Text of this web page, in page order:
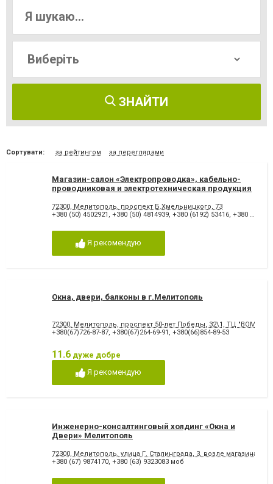
ЗНАЙТИ
Сортувати: за рейтингом за переглядами
Магазин-салон «Электропроводка», кабельно-
проводниковая и электротехническая продукция
72300, Мелитополь, проспект Б.Хмельницкого, 73
+380 (50) 4502921 , +380 (50) 4814939, +380 (6192) 53416, +380 (6192) 53417
Я рекомендую
Окна, двери, балконы в г.Мелитополь
72300, Мелитополь, проспект 50-лет Победы, 32\1, ТЦ "BOMOND"
+380(67)726-87-87, +380(67)264-69-91 , +380(66)854-89-53
11.6 дуже добре
Я рекомендую
Инженерно-консалтинговый холдинг «Окна и
Двери» Мелитополь
72300, Мелитополь, улица Г. Сталинграда, 3, возле магазина
+380 (67) 9874170, +380 (63) 9323083 моб